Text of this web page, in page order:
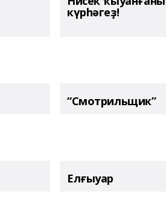
күрһәгеҙ!
“Смотрильщик”
Елғыуар